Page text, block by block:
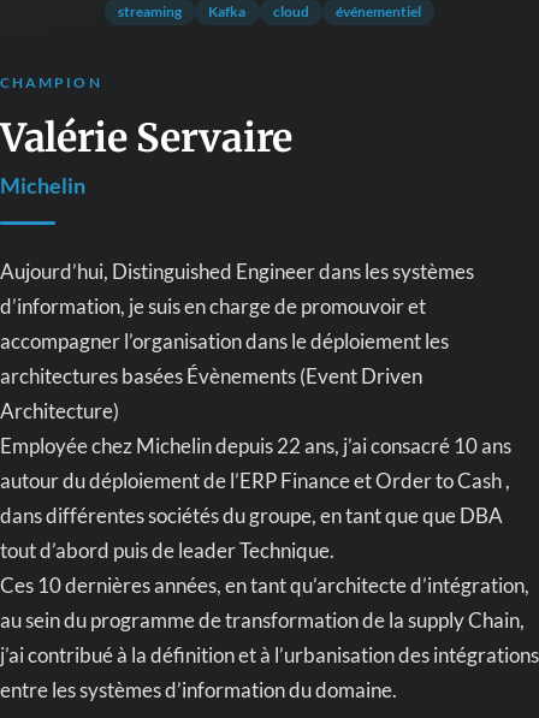
streaming Kafka cloud événementiel
CHAMPION
Valérie Servaire
Michelin
Aujourd’hui, Distinguished Engineer dans les systèmes
d’information, je suis en charge de promouvoir et
accompagner l’organisation dans le déploiement les
architectures basées Évènements (Event Driven
Architecture)
Employée chez Michelin depuis 22 ans, j’ai consacré 10 ans
autour du déploiement de l’ERP Finance et Order to Cash ,
dans différentes sociétés du groupe, en tant que que DBA
tout d’abord puis de leader Technique.
Ces 10 dernières années, en tant qu’architecte d’intégration,
au sein du programme de transformation de la supply Chain,
j’ai contribué à la définition et à l’urbanisation des intégrations
entre les systèmes d’information du domaine.